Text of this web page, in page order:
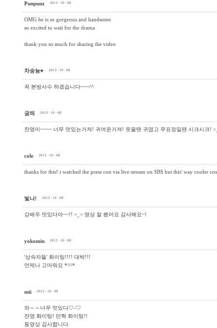
Punpunz 2013 · 10 · 08
OMG he is so gorgeous and handsome
so excited to wait for the drama
thank you so much for sharing the video
차숭늉♥ 2013 · 10 · 08
꼭 본방사수 하겠습니다~~~^^
굼띄 2013 · 10 · 08
찬영이~~~~ 너무 멋있는거져! 귀여운거져! 웃을땐 귀엽고 무표정일땐 시크시크!
cole 2013 · 10 · 08
thanks for this! i watched the press con via live stream on SBS but this' way cooler
빛나! 2013 · 10 · 08
강배우 멋있다아~~!! >_< 영상 잘 봤어요 감사해요~!
yokomin 2013 · 10 · 08
'상속자들' 화이팅!!!! 대박!!!
언제나 고마워요 *^^*
mii 2013 · 10 · 08
와～～너무 멋있다♡-♡
잔영 화이팅! 만혁 화이팅!!
동영상 감사합니다.